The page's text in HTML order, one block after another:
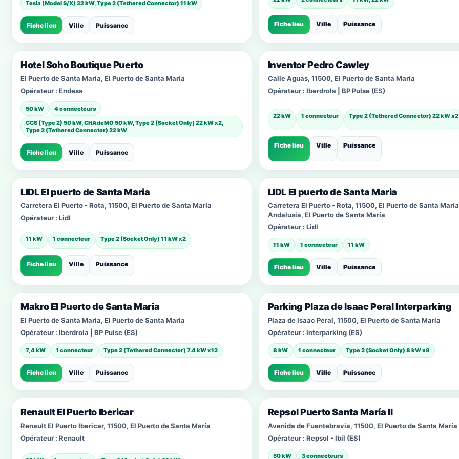
Tesla (Model S/X) 22 kW, Type 2 (Tethered Connector) 11 kW
Fiche lieu Ville Puissance Fiche lieu Ville Puissance
Hotel Soho Boutique Puerto
El Puerto de Santa María, El Puerto de Santa María
Opérateur : Endesa
50 kW
4 connecteurs
CCS (Type 2) 50 kW, CHAdeMO 50 kW, Type 2 (Socket Only) 22 kW x2,
Type 2 (Tethered Connector) 22 kW
Fiche lieu Ville Puissance
Inventor Pedro Cawley
Calle Aguas, 11500, El Puerto de Santa María
Opérateur : Iberdrola | BP Pulse (ES)
22 kW 1 connecteur Type 2 (Tethered Connector) 22 kW x2
Fiche lieu Ville Puissance
LIDL El puerto de Santa Maria
Carretera El Puerto - Rota, 11500, El Puerto de Santa María
Opérateur : Lidl
11 kW 1 connecteur Type 2 (Socket Only) 11 kW x2
Fiche lieu Ville Puissance
LIDL El puerto de Santa Maria
Carretera El Puerto - Rota, 11500, El Puerto de Santa
Andalusia, El Puerto de Santa María
Opérateur : Lidl
11 kW 1 connecteur 11 kW
Fiche lieu Ville Puissance
Makro El Puerto de Santa Maria
El Puerto de Santa Maria, El Puerto de Santa Maria
Opérateur : Iberdrola | BP Pulse (ES)
7,4 kW 1 connecteur Type 2 (Tethered Connector) 7.4 kW x12
Fiche lieu Ville Puissance
Parking Plaza de Isaac Peral Interparking
Plaza de Isaac Peral, 11500, El Puerto de Santa María
Opérateur : Interparking (ES)
8 kW 1 connecteur Type 2 (Socket Only) 8 kW x8
Fiche lieu Ville Puissance
Renault El Puerto Ibericar
Renault El Puerto Ibericar, 11500, El Puerto de Santa María
Opérateur : Renault
Repsol Puerto Santa María II
Avenida de Fuentebravia, 11500, El Puerto de Santa María
Opérateur : Repsol - Ibil (ES)
50 kW 3 connecteurs